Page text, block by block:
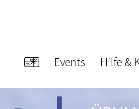
Events Hilfe &